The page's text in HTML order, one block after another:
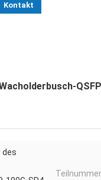
Kontakt
des